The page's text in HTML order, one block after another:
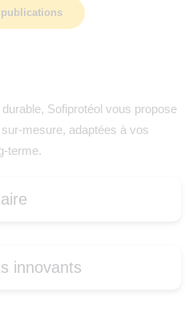
Sofiprotéol vous propose
mesure, adaptées à vos
terme.
innovants